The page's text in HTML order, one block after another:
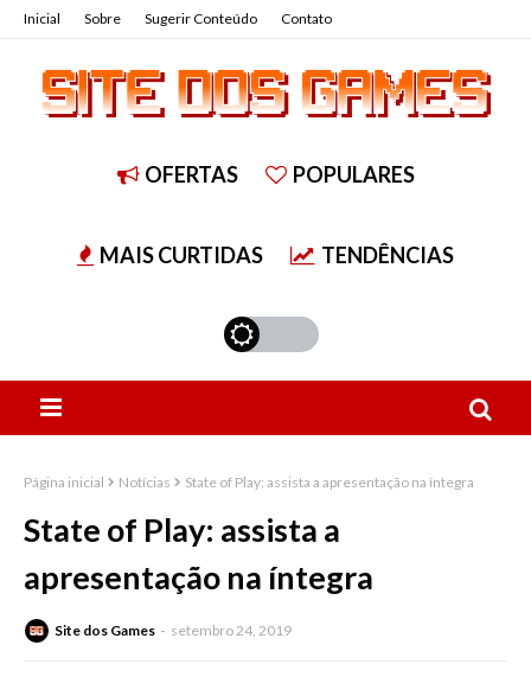
Inicial Sobre Sugerir Conteúdo Contato
OFERTAS POPULARES
MAIS CURTIDAS TENDÊNCIAS
Página inicial Notícias State of Play: assista a apresentação na íntegra
State of Play: assista a
apresentação na íntegra
Site dos Games setembro 24, 2019